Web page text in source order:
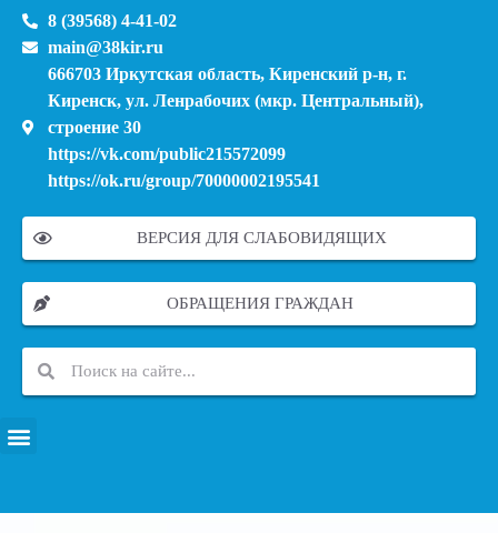
8 (39568) 4-41-02
main@38kir.ru
666703 Иркутская область, Киренский р-н, г.
Киренск, ул. Ленрабочих (мкр. Центральный),
строение 30
https://vk.com/public215572099
https://ok.ru/group/70000002195541
ВЕРСИЯ ДЛЯ СЛАБОВИДЯЩИХ
ОБРАЩЕНИЯ ГРАЖДАН